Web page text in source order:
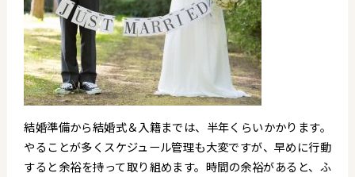
結婚準備から結婚式＆入籍までは、半年くらいかかります。
やることが多くスケジュール管理も大変ですが、早めに行動
すると余裕を持って取り組めます。時間の余裕があると、ふ